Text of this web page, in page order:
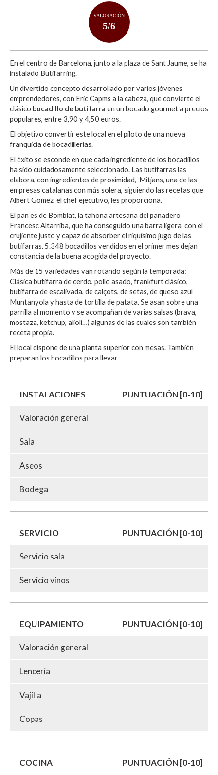
VALORACIÓN
5/6
En el centro de Barcelona, junto a la plaza de Sant Jaume, se ha
instalado Butifarring.
Un divertido concepto desarrollado por varios jóvenes
emprendedores, con Eric Capms a la cabeza, que convierte el
clásico bocadillo de butifarra en un bocado gourmet a precios
populares, entre 3,90 y 4,50 euros.
El objetivo convertir este local en el piloto de una nueva
franquicia de bocadillerías.
El éxito se esconde en que cada ingrediente de los bocadillos
ha sido cuidadosamente seleccionado. Las butifarras las
elabora, con ingredientes de proximidad, Mitjans, una de las
empresas catalanas con más solera, siguiendo las recetas que
Albert Gómez, el chef ejecutivo, les proporciona.
El pan es de Bomblat, la tahona artesana del panadero
Francesc Altarriba, que ha conseguido una barra ligera, con el
crujiente justo y capaz de absorber el riquísimo jugo de las
butifarras. 5.348 bocadillos vendidos en el primer mes dejan
constancia de la buena acogida del proyecto.
Más de 15 variedades van rotando según la temporada:
Clásica butifarra de cerdo, pollo asado, frankfurt clásico,
butifarra de escalivada, de calçots, de setas, de queso azul
Muntanyola y hasta de tortilla de patata. Se asan sobre una
parrilla al momento y se acompañan de varias salsas (brava,
mostaza, ketchup, alioli…) algunas de las cuales son también
receta propia.
El local dispone de una planta superior con mesas. También
preparan los bocadillos para llevar.
INSTALACIONES PUNTUACIÓN [0-10]
Valoración general
Sala
Aseos
Bodega
SERVICIO PUNTUACIÓN [0-10]
Servicio sala
Servicio vinos
EQUIPAMIENTO PUNTUACIÓN [0-10]
Valoración general
Lencería
Vajilla
Copas
COCINA PUNTUACIÓN [0-10]